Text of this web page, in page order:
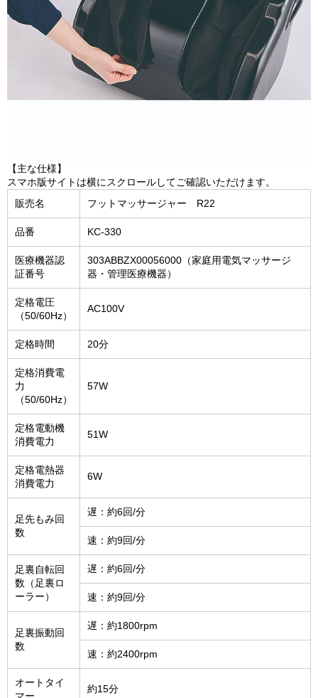
【主な仕様】
スマホ版サイトは横にスクロールしてご確認いただけます。
販売名
フットマッサージャー R22
品番 KC-330
医療機器認
証番号
303ABBZX00056000（家庭用電気マッサージ
器・管理医療機器）
定格電圧
（50/60Hz）
AC100V
定格時間 20分
定格消費電
力
（50/60Hz）
57W
定格電動機
消費電力
51W
定格電熱器
消費電力
6W
足先もみ回
数
遅：約6回/分
速：約9回/分
足裏自転回
数（足裏ロ
ーラー）
遅：約6回/分
速：約9回/分
足裏振動回
数
遅：約1800rpm
速：約2400rpm
オートタイ
マー
約15分